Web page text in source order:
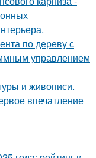
по дереву с
управлением
и живописи.
впечатление